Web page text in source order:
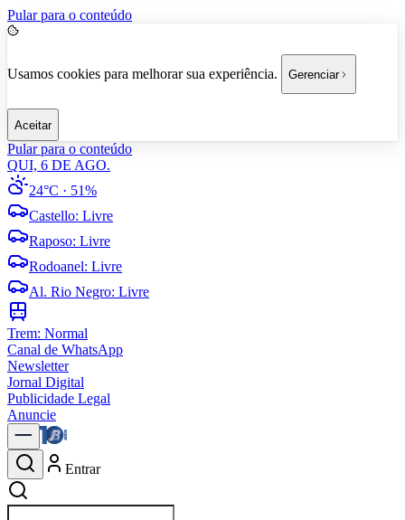
Pular para o conteúdo
Usamos cookies para melhorar sua experiência. Gerenciar
Aceitar
Pular para o conteúdo
QUI, 6 DE AGO.
24°C · 51%
Castello: Livre
Raposo: Livre
Rodoanel: Livre
Al. Rio Negro: Livre
Trem: Normal
Canal de WhatsApp
Newsletter
Jornal Digital
Publicidade Legal
Anuncie
Entrar